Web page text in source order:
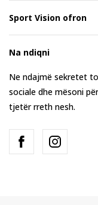
Sport Vision ofron
Na ndiqni
Ne ndajmë sekretet
sociale dhe mësoni
tjetër rreth nesh.